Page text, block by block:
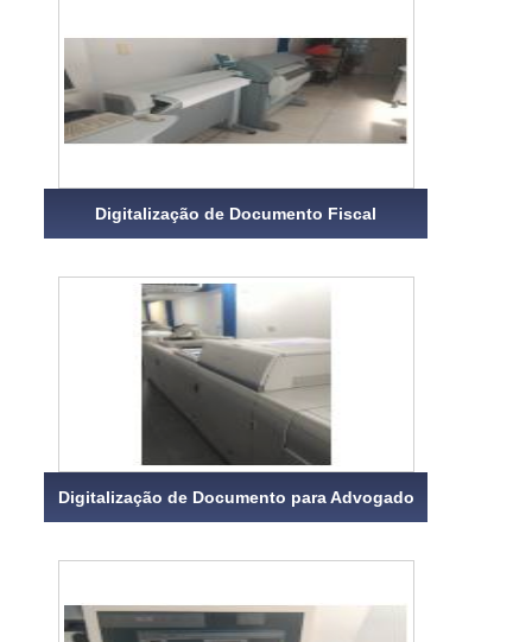
Digitalização de Documento Fiscal
Digitalização de Documento para Advogado